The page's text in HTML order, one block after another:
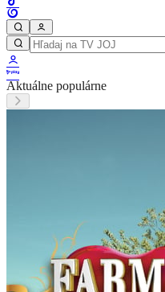
Aktuálne populárne